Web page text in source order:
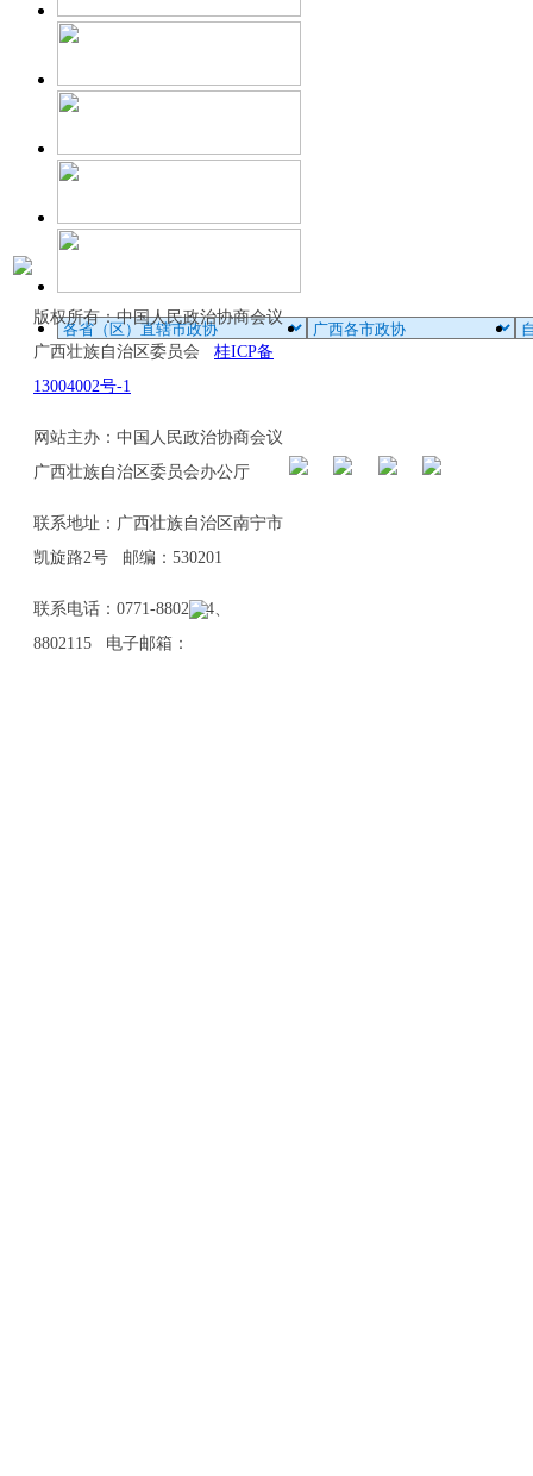
版权所有：中国人民政治协商会议
广西壮族自治区委员会 桂ICP备
13004002号-1
网站主办：中国人民政治协商会议
广西壮族自治区委员会办公厅
联系地址：广西壮族自治区南宁市
凯旋路2号 邮编：530201
联系电话：0771-8802114、
8802115 电子邮箱：